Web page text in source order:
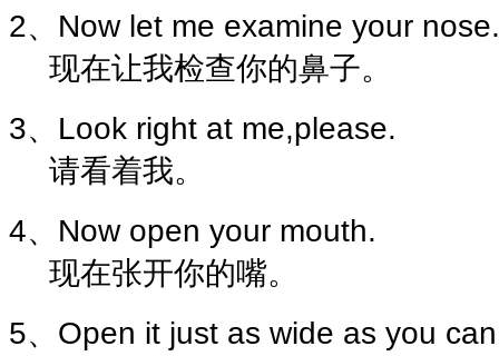
2、Now let me examine your nose.
现在让我检查你的鼻子。
3、Look right at me,please.
请看着我。
4、Now open your mouth.
现在张开你的嘴。
5、Open it just as wide as you